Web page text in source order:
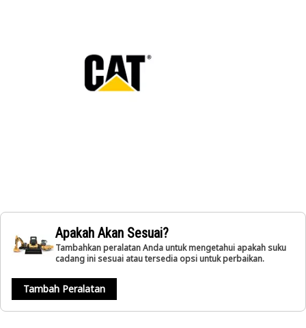
Apakah Akan Sesuai?
Tambahkan peralatan Anda untuk mengetahui apakah suku
cadang ini sesuai atau tersedia opsi untuk perbaikan.
Tambah Peralatan